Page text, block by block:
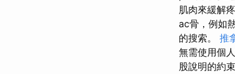
肌肉來緩解
ac骨，例如
的搜索。 推
無需使用個
股說明的約